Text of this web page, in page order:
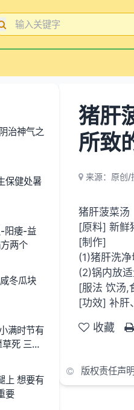
治神气之
保健处暑
阳痿-益
两个
冬瓜块
满时节有
死 三候
上 想要有
要
猪肝
所致
来源：原创/
猪肝菠菜汤
[原料] 新鲜
[制作]
(1)猪肝洗净
(2)锅内放
[服法 饮汤,
[功效] 补肝
收藏
版权责任声